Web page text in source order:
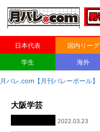
日本代表 国内リーグ
学生 海外
月バレ.com【月刊バレーボール】
大阪学芸
2022.03.23